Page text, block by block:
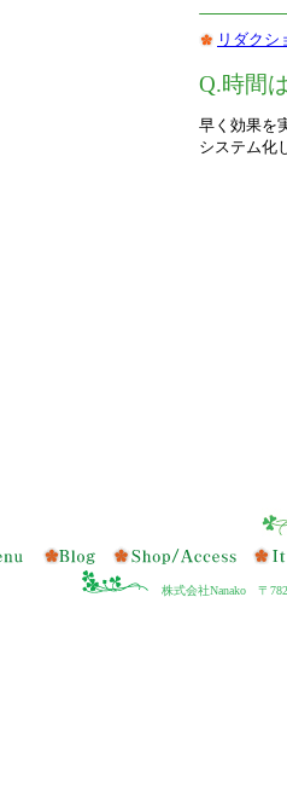
リダクシ
Q.時間
早く効果を
システム化
株式会社Nanako 〒